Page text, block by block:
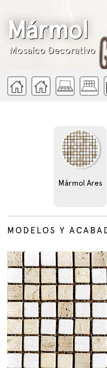
Mármol
Mosaico Decorativo
Mármol Ares
MODELOS Y